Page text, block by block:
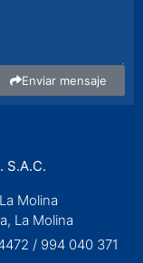
Enviar mensaje
S.A.C.
Molina
La Molina
/ 994 040 371